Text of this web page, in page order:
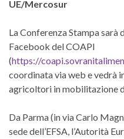
UE/Mercosur
La Conferenza Stampa sarà
Facebook del COAPI
(https://
coordinata via web e vedrà
agricoltori in mobilitazione
Da Parma (in via Carlo
sede dell’EFSA, l’Autorità